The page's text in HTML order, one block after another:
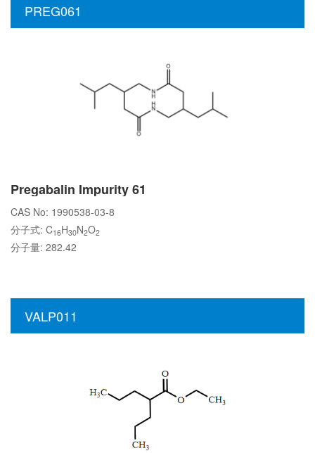
PREG061
Pregabalin Impurity 61
CAS No: 1990538-03-8
分子式: C16H30N2O2
分子量: 282.42
VALP011